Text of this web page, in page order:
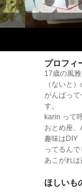
プロフィ
17歳の風
（ないと
がんばって
す。
karin って
おとめ座、
趣味はDIY
ってるんで
あこがれは
ほしいも